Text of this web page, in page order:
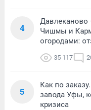
4
Давлеканово
Чишмы и
огородами:
35 117
5
Как по
завода Уфы,
кризиса